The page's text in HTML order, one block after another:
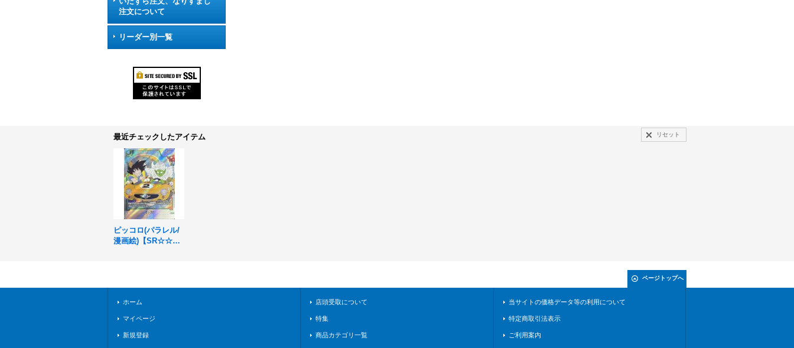
注文について
リーダー別一覧
最近チェックしたアイテム リセット
ピッコロ(パラレル/
漫画絵)【SR☆☆】
ページトップへ
ホーム
マイページ
新規登録
店頭受取について
特集
商品カテゴリ一覧
当サイトの価格データ等の利用について
特定商取引法表示
ご利用案内